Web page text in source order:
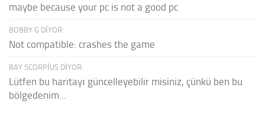
maybe because your pc is not a good pc
BOBBY G DIYOR:
Not compatible: crashes the game
BAY SCORPIUS DIYOR:
Lütfen bu haritayı güncelleyebilir misiniz, çünkü ben bu
bölgedenim...